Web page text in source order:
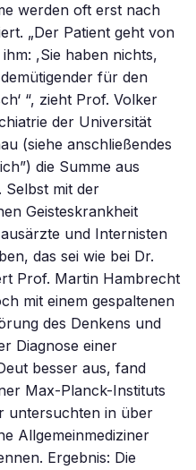
werden oft erst nach
„Der Patient geht von
,Sie haben nichts,
für den
“, zieht Prof. Volker
der Universität
(siehe anschließendes
die Summe aus
Selbst mit der
Geisteskrankheit
und Internisten
das sei wie bei Dr.
Prof. Martin Hambrecht
mit einem gespaltenen
des Denkens und
Diagnose einer
besser aus, fand
Max-Planck-Instituts
untersuchten in über
Allgemeinmediziner
Ergebnis: Die